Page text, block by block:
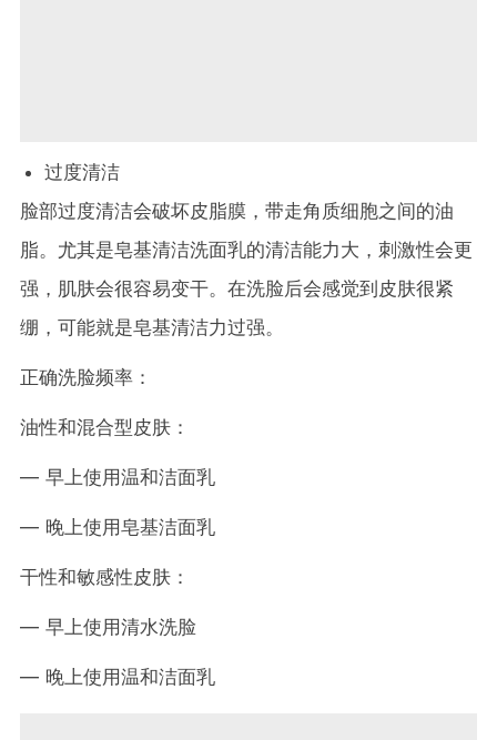
过度清洁
脸部过度清洁会破坏皮脂膜，带走角质细胞之间的油
脂。尤其是皂基清洁洗面乳的清洁能力大，刺激性会更
强，肌肤会很容易变干。在洗脸后会感觉到皮肤很紧
绷，可能就是皂基清洁力过强。
正确洗脸频率：
油性和混合型皮肤：
— 早上使用温和洁面乳
— 晚上使用皂基洁面乳
干性和敏感性皮肤：
— 早上使用清水洗脸
— 晚上使用温和洁面乳